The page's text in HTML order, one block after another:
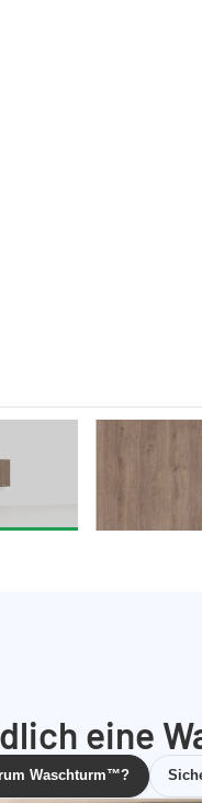
eine
Waschturm™?